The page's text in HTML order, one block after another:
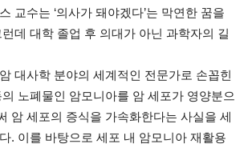
교수는 ‘의사가 돼야겠다’는 막연한 꿈을
데 대학 졸업 후 의대가 아닌 과학자의 길
대사학 분야의 세계적인 전문가로 손꼽힌
노폐물인 암모니아를 암 세포가 영양분으
암 세포의 증식을 가속화한다는 사실을 세
. 이를 바탕으로 세포 내 암모니아 재활용